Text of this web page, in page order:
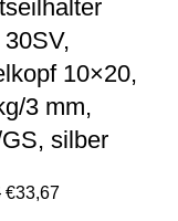
10×20,
3 mm,
silber
€33,67